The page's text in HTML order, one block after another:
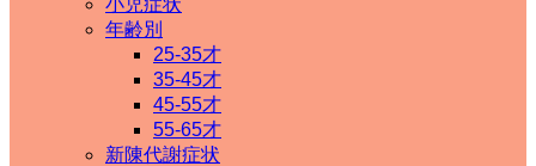
小児症状
年齢別
25-35才
35-45才
45-55才
55-65才
新陳代謝症状